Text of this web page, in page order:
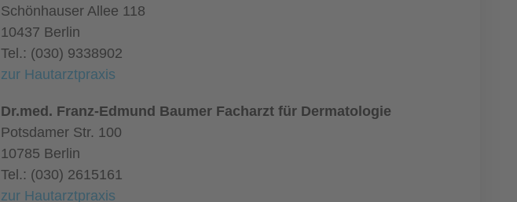
Schönhauser Allee 118
10437 Berlin
Tel.: (030) 9338902
zur Hautarztpraxis
Dr.med. Franz-Edmund Baumer Facharzt für Dermatologie
Potsdamer Str. 100
10785 Berlin
Tel.: (030) 2615161
zur Hautarztpraxis